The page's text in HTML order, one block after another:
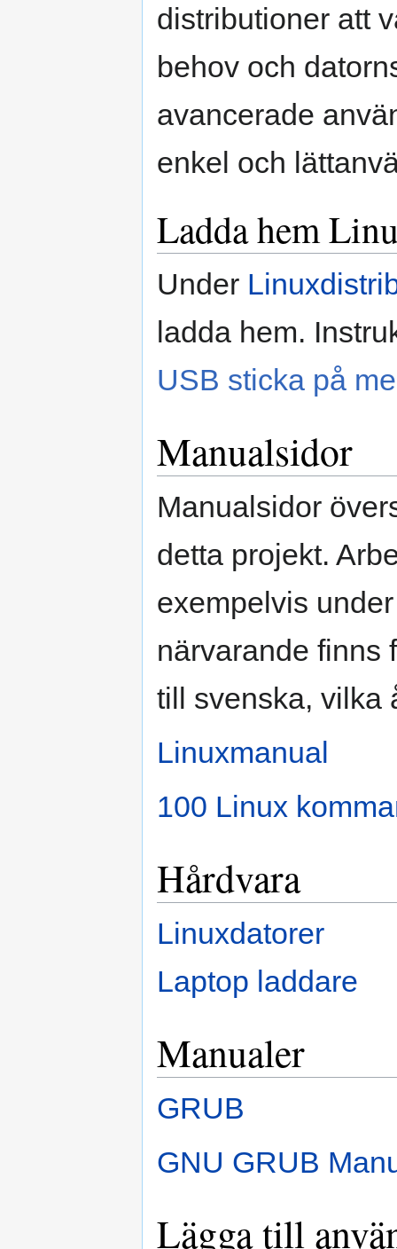
distributioner att
behov och
avancerade
enkel och
Ladda hem
Under
ladda hem.
USB sticka på
Manualsidor
Manualsidor
detta projekt.
exempelvis
närvarande finns
till svenska, vilka
Linuxmanual
100 Linux
Hårdvara
Linuxdatorer
Laptop laddare
Manualer
GRUB
GNU GRUB
Lägga till